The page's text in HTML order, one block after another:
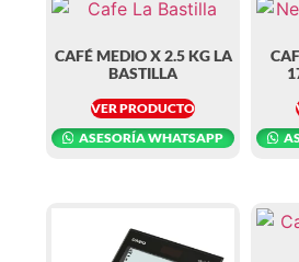
CAFÉ MEDIO X 2.5 KG LA
BASTILLA
VER PRODUCTO
ASESORÍA WHATSAPP